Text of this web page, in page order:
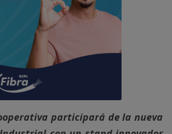
participará de la nueva